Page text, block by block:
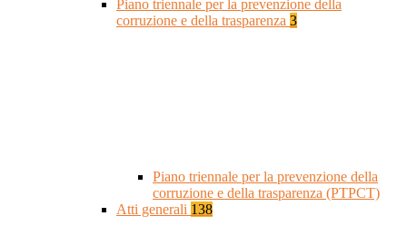
Piano triennale per la prevenzione della
corruzione e della trasparenza 3
Piano triennale per la prevenzione della
corruzione e della trasparenza (PTPCT)
Atti generali 138